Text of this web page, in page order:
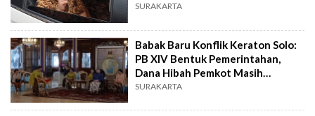
SURAKARTA
Babak Baru Konflik Keraton Solo:
PB XIV Bentuk Pemerintahan,
Dana Hibah Pemkot Masih
Dibekukan
SURAKARTA